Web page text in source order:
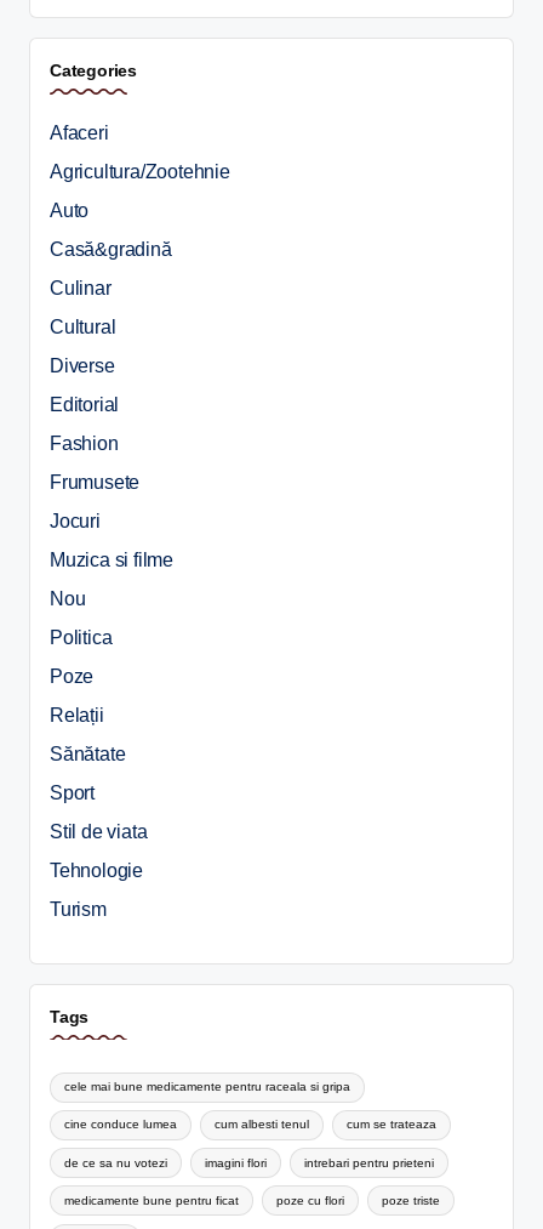
Categories
Afaceri
Agricultura/Zootehnie
Auto
Casă&gradină
Culinar
Cultural
Diverse
Editorial
Fashion
Frumusete
Jocuri
Muzica si filme
Nou
Politica
Poze
Relații
Sănătate
Sport
Stil de viata
Tehnologie
Turism
Tags
cele mai bune medicamente pentru raceala si gripa
cine conduce lumea cum albesti tenul cum se trateaza
de ce sa nu votezi imagini flori intrebari pentru prieteni
medicamente bune pentru ficat poze cu flori poze triste